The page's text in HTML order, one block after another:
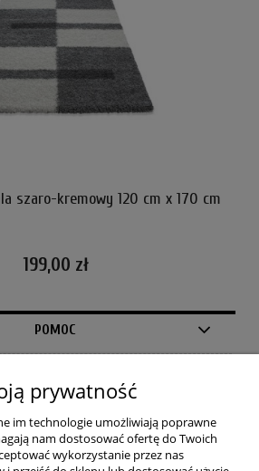
szaro-kremowy 120 cm x 170 cm
199,00 zł
POMOC
I DOSTAWA
INFORMACJE
prywatność
im technologie umożliwiają poprawne
nam dostosować ofertę do Twoich
wykorzystanie przez nas